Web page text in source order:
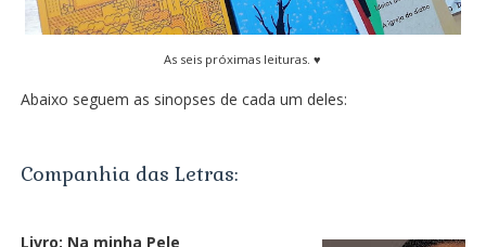
As seis próximas leituras. ♥
Abaixo seguem as sinopses de cada um deles:
Companhia das Letras:
Livro: Na minha Pele